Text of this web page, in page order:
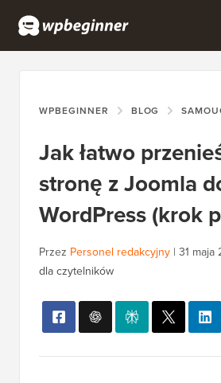
WPBEGINNER BLOG
Jak łatwo
stronę z Joomla
WordPress (krok
Przez Personel redakcyjny | 31 maja
dla czytelników